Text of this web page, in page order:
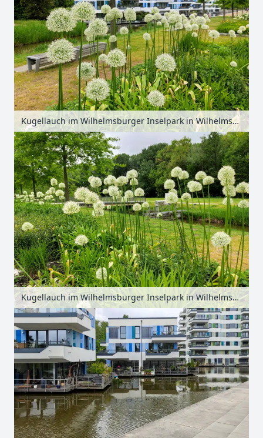
Kugellauch im Wilhelmsburger Inselpark in Wilhelmsburg, Hamburg, Deutschland
Kugellauch im Wilhelmsburger Inselpark in Wilhelmsburg, Hamburg, Deutschland